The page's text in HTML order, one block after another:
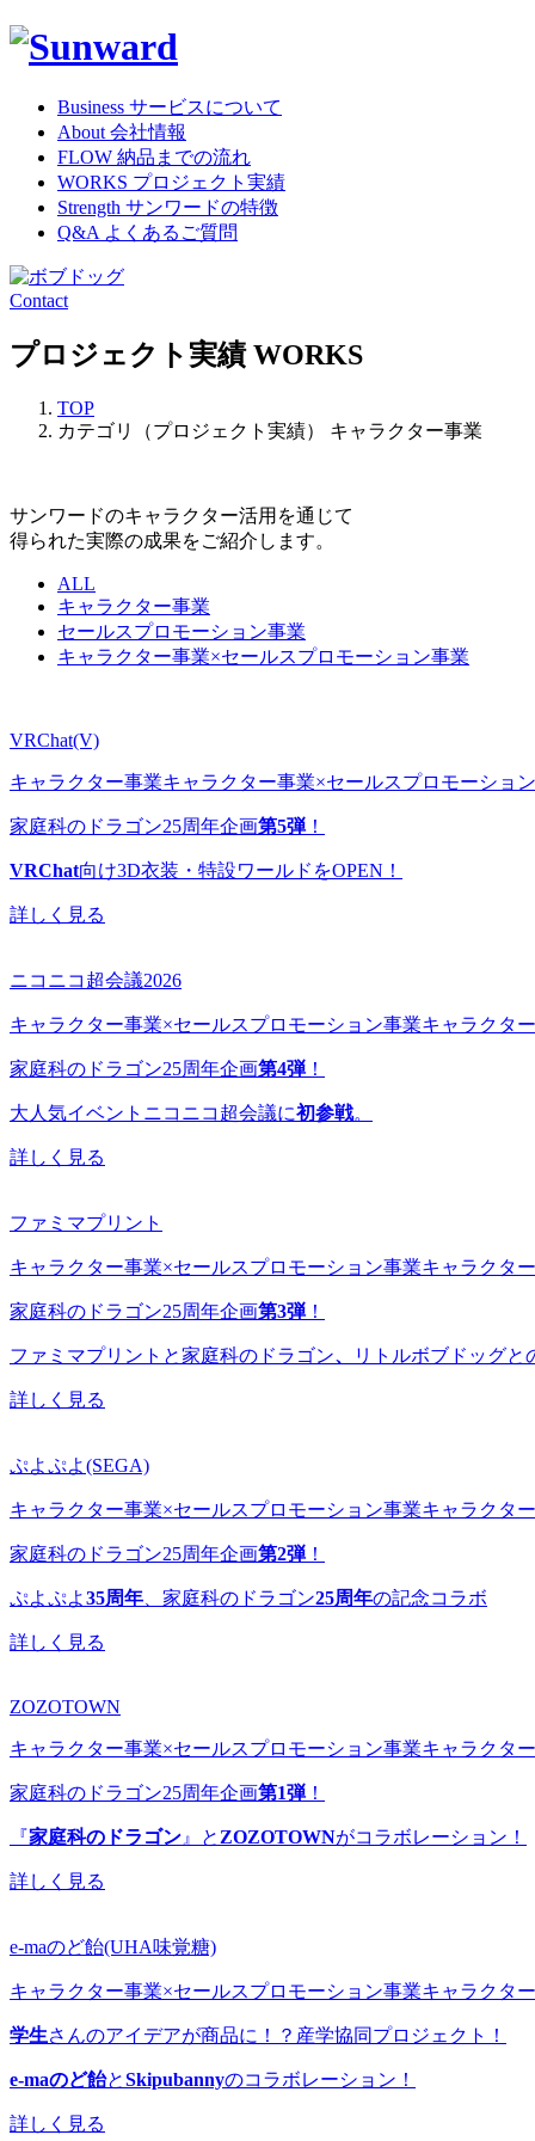
Business サービスについて
About 会社情報
FLOW 納品までの流れ
WORKS プロジェクト実績
Strength サンワードの特徴
Q&A よくあるご質問
Contact
プロジェクト実績 WORKS
TOP
カテゴリ（プロジェクト実績） キャラクター事業
サンワードのキャラクター活用を通じて
得られた実際の成果をご紹介します。
ALL
キャラクター事業
セールスプロモーション事業
キャラクター事業×セールスプロモーション事業
VRChat(V)
キャラクター事業キャラクター事業×セールスプロモーショ
家庭科のドラゴン25周年企画第5弾！
VRChat向け3D衣装・特設ワールドをOPEN！
詳しく見る
ニコニコ超会議2026
キャラクター事業×セールスプロモーション事業キャラクタ
家庭科のドラゴン25周年企画第4弾！
大人気イベントニコニコ超会議に初参戦。
詳しく見る
ファミマプリント
キャラクター事業×セールスプロモーション事業キャラクタ
家庭科のドラゴン25周年企画第3弾！
ファミマプリントと家庭科のドラゴン、 リトルボブドッグと
詳しく見る
ぷよぷよ(SEGA)
キャラクター事業×セールスプロモーション事業キャラクタ
家庭科のドラゴン25周年企画第2弾！
ぷよぷよ35周年 、家庭科のドラゴン25周年の記念コラボ
詳しく見る
ZOZOTOWN
キャラクター事業×セールスプロモーション事業キャラクタ
家庭科のドラゴン25周年企画第1弾！
『家庭科のドラゴン 』と ZOZOTOWNがコラボレーション！
詳しく見る
e-maのど飴(UHA味覚糖)
キャラクター事業×セールスプロモーション事業キャラクタ
学生さんのアイデアが商品に！？産学協同プロジェクト！
e-maのど飴とSkipubannyのコラボレーション！
詳しく見る